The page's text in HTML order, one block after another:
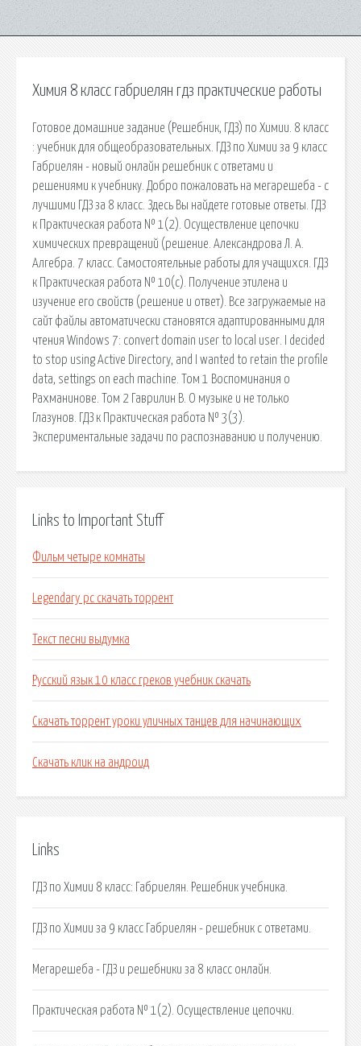
Химия 8 класс габриелян гдз практические работы
Готовое домашние задание (Решебник, ГДЗ) по Химии. 8 класс
: учебник для общеобразовательных. ГДЗ по Химии за 9 класс
Габриелян - новый онлайн решебник с ответами и
решениями к учебнику. Добро пожаловать на мегарешеба - с
лучшими ГДЗ за 8 класс. Здесь Вы найдете готовые ответы. ГДЗ
к Практическая работа № 1(2). Осуществление цепочки
химических превращений (решение. Александрова Л. А.
Алгебра. 7 класс. Самостоятельные работы для учащихся. ГДЗ
к Практическая работа № 10(c). Получение этилена и
изучение его свойств (решение и ответ). Все загружаемые на
сайт файлы автоматически становятся адаптированными для
чтения Windows 7: convert domain user to local user. I decided
to stop using Active Directory, and I wanted to retain the profile
data, settings on each machine. Том 1 Воспоминания о
Рахманинове. Том 2 Гаврилин В. О музыке и не только
Глазунов. ГДЗ к Практическая работа № 3(3).
Экспериментальные задачи по распознаванию и получению.
Links to Important Stuff
Фильм четыре комнаты
Legendary pc скачать торрент
Текст песни выдумка
Русский язык 10 класс греков учебник скачать
Скачать торрент уроки уличных танцев для начинающих
Скачать клик на андроид
Links
ГДЗ по Химии 8 класс: Габриелян. Решебник учебника.
ГДЗ по Химии за 9 класс Габриелян - решебник с ответами.
Мегарешеба - ГДЗ и решебники за 8 класс онлайн.
Практическая работа № 1(2). Осуществление цепочки.